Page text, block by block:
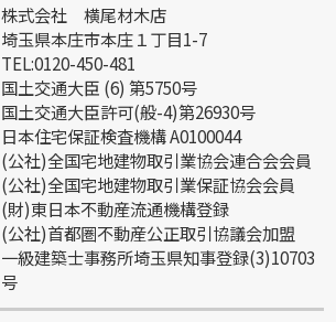
株式会社 横尾材木店
埼玉県本庄市本庄１丁目1-7
TEL:0120-450-481
国土交通大臣 (6) 第5750号
国土交通大臣許可(般-4)第26930号
日本住宅保証検査機構 A0100044
(公社)全国宅地建物取引業協会連合会会員
(公社)全国宅地建物取引業保証協会会員
(財)東日本不動産流通機構登録
(公社)首都圏不動産公正取引協議会加盟
一級建築士事務所埼玉県知事登録(3)10703
号